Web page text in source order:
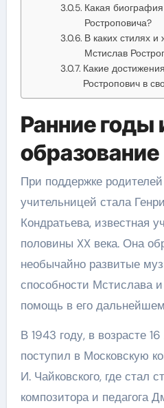
Какая
Ростроповича?
В каких стилях
Мстислав
Какие
Ростропович в
Ранние годы
образование
При поддержке
учительницей стала
Кондратьева, известная
половины XX века. Она
необычайно развитые
способности Мстислава
помощь в его
В 1943 году, в возрасте
поступил в Московскую
И. Чайковского, где стал
композитора и педагога